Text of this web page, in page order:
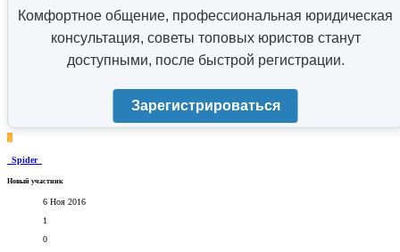
Комфортное общение, профессиональная юридическая
консультация, советы топовых юристов станут
доступными, после быстрой регистрации.
Зарегистрироваться
S
_Spider_
Новый участник
6 Ноя 2016
1
0